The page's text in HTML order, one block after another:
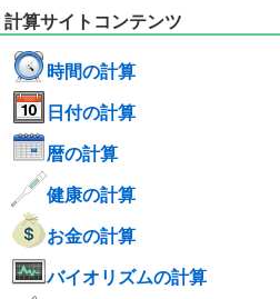
計算サイトコンテンツ
時間の計算
日付の計算
暦の計算
健康の計算
お金の計算
バイオリズムの計算